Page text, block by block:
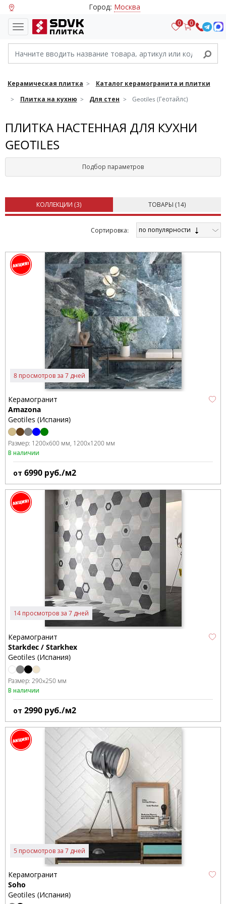
Город: Москва
0 0
Керамическая плитка
Каталог керамогранита и плитки
Плитка на кухню
Для стен Geotiles (Геотайлс)
ПЛИТКА НАСТЕННАЯ ДЛЯ КУХНИ
GEOTILES
Подбор параметров
КОЛЛЕКЦИИ (3) ТОВАРЫ (14)
Cортировка: по популярности
8 просмотров за 7 дней
Керамогранит
Amazona
Geotiles (Испания)
Размер: 1200x600 мм 1200x1200 мм
В наличии
от 6990 руб./м2
14 просмотров за 7 дней
Керамогранит
Starkdec / Starkhex
Geotiles (Испания)
Размер: 290x250 мм
В наличии
от 2990 руб./м2
5 просмотров за 7 дней
Керамогранит
Soho
Geotiles (Испания)